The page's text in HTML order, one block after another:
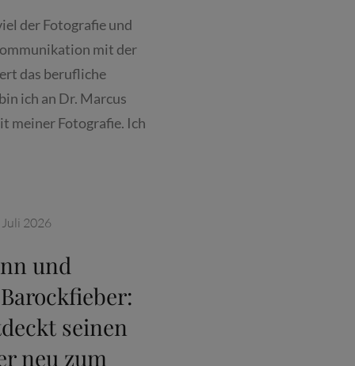
der Fotografie und
mit der
das berufliche
ich an Dr. Marcus
meiner Fotografie. Ich
Juli 2026
und
seinen
neu zum